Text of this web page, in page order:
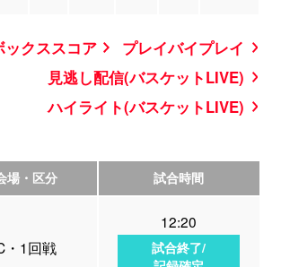
ックススコア
プレイバイプレイ
見逃し配信(バスケットLIVE)
ハイライト(バスケットLIVE)
場・区分 試合時間
・1回戦
12:20
試合終了/